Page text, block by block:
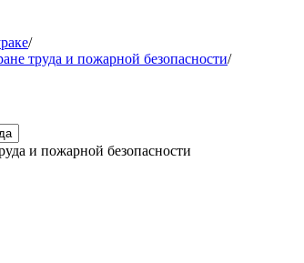
/
труда и пожарной безопасности/
и пожарной безопасности